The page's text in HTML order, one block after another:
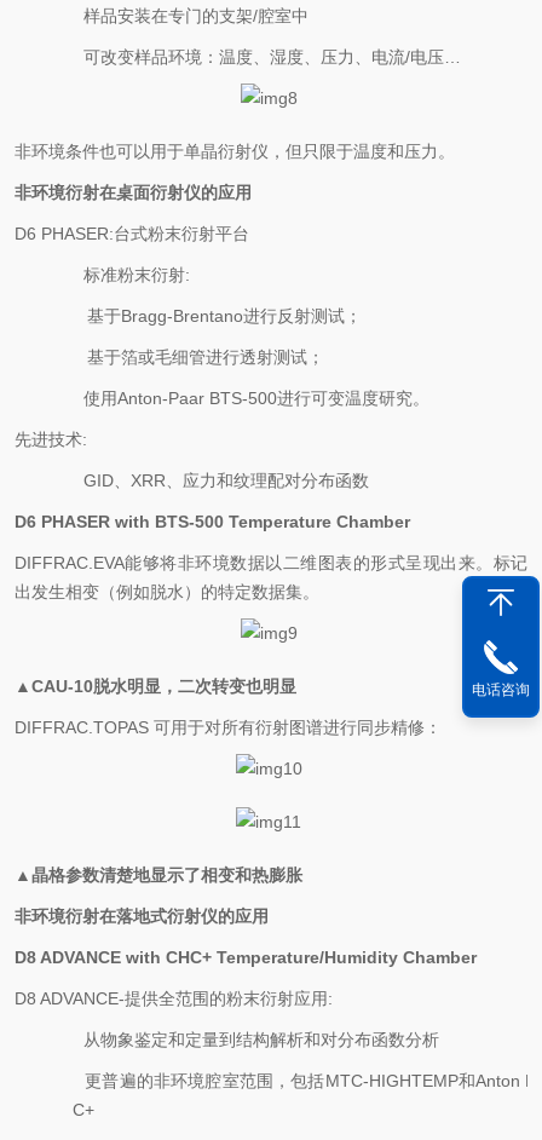
样品安装在专门的支架/腔室中
可改变样品环境：温度、湿度、压力、电流/电压…
非环境条件也可以用于单晶衍射仪，但只限于温度和压力。
非环境衍射在桌面衍射仪的应用
D6 PHASER:台式粉末衍射平台
标准粉末衍射:
基于Bragg-Brentano进行反射测试；
基于箔或毛细管进行透射测试；
使用Anton-Paar BTS-500进行可变温度研究。
先进技术:
GID、XRR、应力和纹理配对分布函数
D6 PHASER with BTS-500 Temperature Chamber
DIFFRAC.EVA能够将非环境数据以二维图表的形式呈现出来。标记
出发生相变（例如脱水）的特定数据集。
▲CAU-10脱水明显，二次转变也明显
DIFFRAC.TOPAS 可用于对所有衍射图谱进行同步精修：
▲晶格参数清楚地显示了相变和热膨胀
非环境衍射在落地式衍射仪的应用
D8 ADVANCE with CHC+ Temperature/Humidity Chamber
D8 ADVANCE-提供全范围的粉末衍射应用:
从物象鉴定和定量到结构解析和对分布函数分析
更普遍的非环境腔室范围，包括MTC-HIGHTEMP和Anton
C+
电话咨询